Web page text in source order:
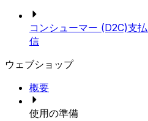
コンシューマー (D2C)支
信
ウェブショップ
概要
使用の準備